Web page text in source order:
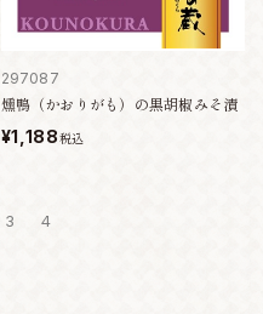
297087
燻鴨（かおりがも）の黒胡椒みそ漬
¥1,188税込
3 4